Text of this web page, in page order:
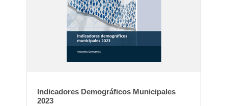
Indicadores Demográficos Municipales
2023